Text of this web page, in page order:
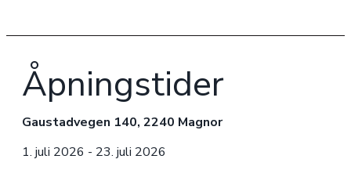
Åpningstider
Gaustadvegen 140, 2240 Magnor
1. juli 2026 - 23. juli 2026